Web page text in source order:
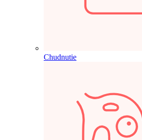
Chudnutie